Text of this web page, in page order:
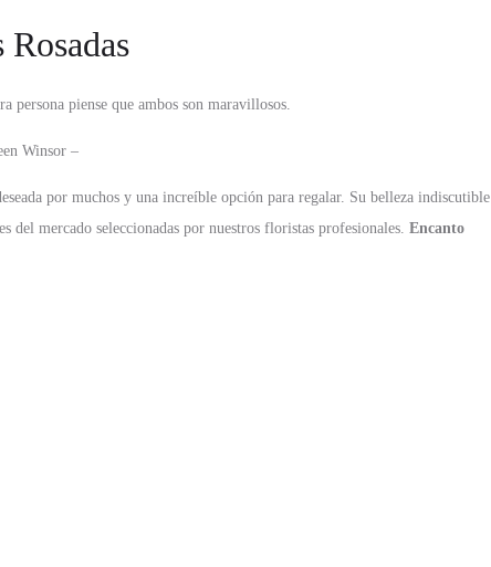
persona piense que ambos son maravillosos.
Winsor –
por muchos y una increíble opción para regalar. Su belleza indiscutible
mercado seleccionadas por nuestros floristas profesionales. Encanto